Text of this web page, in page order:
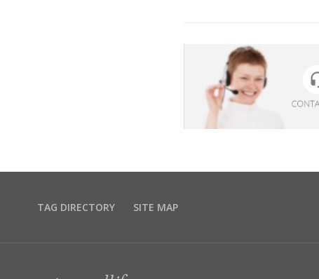
TAG DIRECTORY SITE MAP